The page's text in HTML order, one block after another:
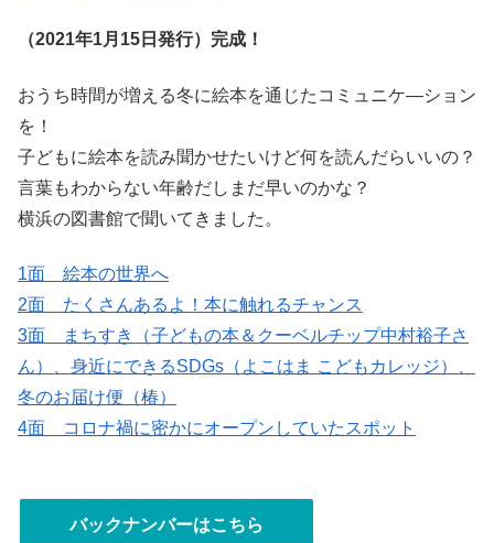
（2021年1月15日発行）完成！
おうち時間が増える冬に絵本を通じたコミュニケ―ション
を！
子どもに絵本を読み聞かせたいけど何を読んだらいいの？
言葉もわからない年齢だしまだ早いのかな？
横浜の図書館で聞いてきました。
1面 絵本の世界へ
2面 たくさんあるよ！本に触れるチャンス
3面 まちすき（子どもの本＆クーベルチップ中村裕子さ
ん）、身近にできるSDGs（よこはま こどもカレッジ）、
冬のお届け便（椿）
4面 コロナ禍に密かにオープンしていたスポット
バックナンバーはこちら